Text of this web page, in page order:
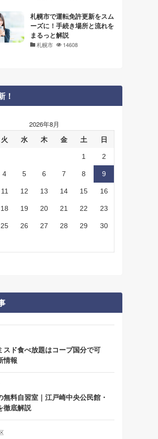
札幌市で運転免許更新をスム
ーズに！手続き場所と流れを
まるっと解説
札幌市 14608
！
2026年8月
火 水 木 金 土 日
1 2
4 5 6 7 8 9
11 12 13 14 15 16
18 19 20 21 22 23
25 26 27 28 29 30
スド食べ放題はコープ国分で可
情報
無料自習室｜江戸崎中央公民館・
徹底解説